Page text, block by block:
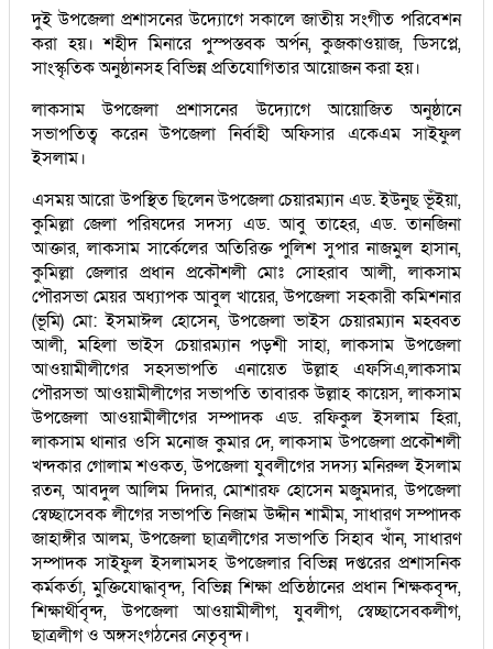
দুই উপজেলা প্রশাসনের উদ্যোগে সকালে জাতীয় সংগীত পরিবেশন
করা হয়। শহীদ মিনারে পুস্পস্তবক অর্পন, কুজকাওয়াজ, ডিসপ্লে,
সাংস্কৃতিক অনুষ্ঠানসহ বিভিন্ন প্রতিযোগিতার আয়োজন করা হয়।
লাকসাম উপজেলা প্রশাসনের উদ্যোগে আয়োজিত অনুষ্ঠানে
সভাপতিত্ব করেন উপজেলা নির্বাহী অফিসার একেএম সাইফুল
ইসলাম।
এসময় আরো উপস্থিত ছিলেন উপজেলা চেয়ারম্যান এড. ইউনুছ ভূঁইয়া,
কুমিল্লা জেলা পরিষদের সদস্য এড. আবু তাহের, এড. তানজিনা
আক্তার, লাকসাম সার্কেলের অতিরিক্ত পুলিশ সুপার নাজমুল হাসান,
কুমিল্লা জেলার প্রধান প্রকৌশলী মোঃ সোহরাব আলী, লাকসাম
পৌরসভা মেয়র অধ্যাপক আবুল খায়ের, উপজেলা সহকারী কমিশনার
(ভূমি) মো: ইসমাঈল হোসেন, উপজেলা ভাইস চেয়ারম্যান মহব্বত
আলী, মহিলা ভাইস চেয়ারম্যান পড়শী সাহা, লাকসাম উপজেলা
আওয়ামীলীগের সহসভাপতি এনায়েত উল্লাহ এফসিএ,লাকসাম
পৌরসভা আওয়ামীলীগের সভাপতি তাবারক উল্লাহ কায়েস, লাকসাম
উপজেলা আওয়ামীলীগের সম্পাদক এড. রফিকুল ইসলাম হিরা,
লাকসাম থানার ওসি মনোজ কুমার দে, লাকসাম উপজেলা প্রকৌশলী
খন্দকার গোলাম শওকত, উপজেলা যুবলীগের সদস্য মনিরুল ইসলাম
রতন, আবদুল আলিম দিদার, মোশারফ হোসেন মজুমদার, উপজেলা
স্বেচ্ছাসেবক লীগের সভাপতি নিজাম উদ্দীন শামীম, সাধারণ সম্পাদক
জাহাঙ্গীর আলম, উপজেলা ছাত্রলীগের সভাপতি সিহাব খাঁন, সাধারণ
সম্পাদক সাইফুল ইসলামসহ উপজেলার বিভিন্ন দপ্তরের প্রশাসনিক
কর্মকর্তা, মুক্তিযোদ্ধাবৃন্দ, বিভিন্ন শিক্ষা প্রতিষ্ঠানের প্রধান শিক্ষকবৃন্দ,
শিক্ষার্থীবৃন্দ, উপজেলা আওয়ামীলীগ, যুবলীগ, স্বেচ্ছাসেবকলীগ,
ছাত্রলীগ ও অঙ্গসংগঠনের নেতৃবৃন্দ।